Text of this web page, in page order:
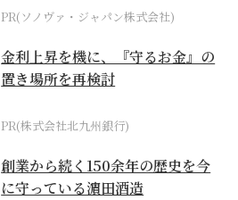
PR(ソノヴァ・ジャパン株式会社)
金利上昇を機に、『守るお金』の
置き場所を再検討
PR(株式会社北九州銀行)
創業から続く150余年の歴史を今
に守っている濵田酒造